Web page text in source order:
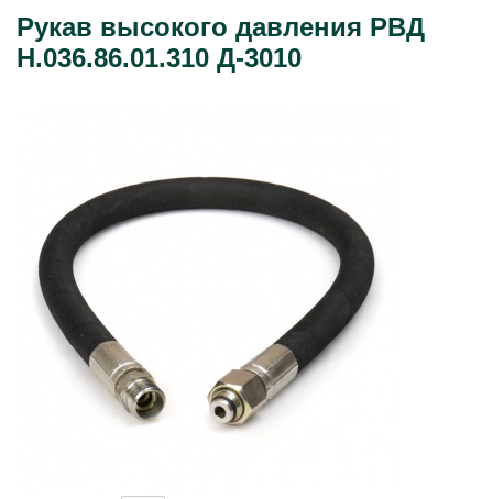
Рукав высокого давления РВД
Н.036.86.01.310 Д-3010